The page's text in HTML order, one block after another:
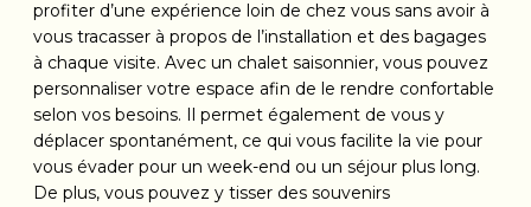
profiter d’une expérience loin de chez vous sans avoir à
vous tracasser à propos de l’installation et des bagages
à chaque visite. Avec un chalet saisonnier, vous pouvez
personnaliser votre espace afin de le rendre confortable
selon vos besoins. Il permet également de vous y
déplacer spontanément, ce qui vous facilite la vie pour
vous évader pour un week-end ou un séjour plus long.
De plus, vous pouvez y tisser des souvenirs